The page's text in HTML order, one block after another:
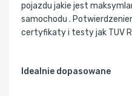
pojazdu jakie jest
samochodu .
certyfikaty i testy jak TUV
Idealnie dopasowane